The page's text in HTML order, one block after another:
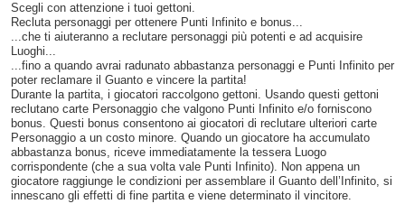
Scegli con attenzione i tuoi gettoni.
Recluta personaggi per ottenere Punti Infinito e bonus...
...che ti aiuteranno a reclutare personaggi più potenti e ad acquisire
Luoghi...
...fino a quando avrai radunato abbastanza personaggi e Punti Infinito per
poter reclamare il Guanto e vincere la partita!
Durante la partita, i giocatori raccolgono gettoni. Usando questi gettoni
reclutano carte Personaggio che valgono Punti Infinito e/o forniscono
bonus. Questi bonus consentono ai giocatori di reclutare ulteriori carte
Personaggio a un costo minore. Quando un giocatore ha accumulato
abbastanza bonus, riceve immediatamente la tessera Luogo
corrispondente (che a sua volta vale Punti Infinito). Non appena un
giocatore raggiunge le condizioni per assemblare il Guanto dell’Infinito, si
innescano gli effetti di fine partita e viene determinato il vincitore.